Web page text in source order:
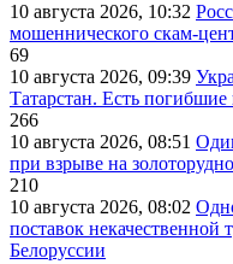
10 августа 2026, 10:32
мошеннического скам-
69
10 августа 2026, 09:39
Татарстан. Есть
266
10 августа 2026, 08:51
при взрыве на
210
10 августа 2026, 08:02
поставок
Белоруссии